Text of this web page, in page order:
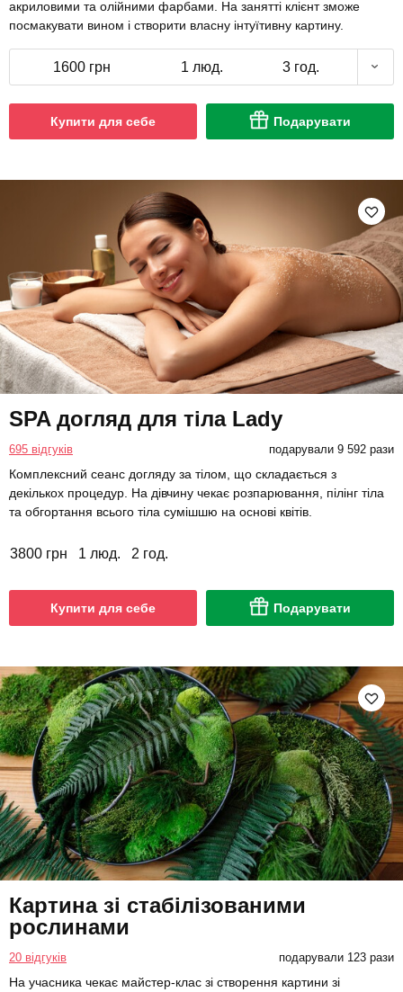
акриловими та олійними фарбами. На занятті клієнт зможе
посмакувати вином і створити власну інтуїтивну картину.
1600 грн 1 люд. 3 год.
Купити для себе Подарувати
SPA догляд для тіла Lady
695 відгуків подарували 9 592 рази
Комплексний сеанс догляду за тілом, що складається з
декількох процедур. На дівчину чекає розпарювання, пілінг тіла
та обгортання всього тіла сумішшю на основі квітів.
3800 грн 1 люд. 2 год.
Купити для себе Подарувати
Картина зі стабілізованими
рослинами
20 відгуків подарували 123 рази
На учасника чекає майстер-клас зі створення картини зі